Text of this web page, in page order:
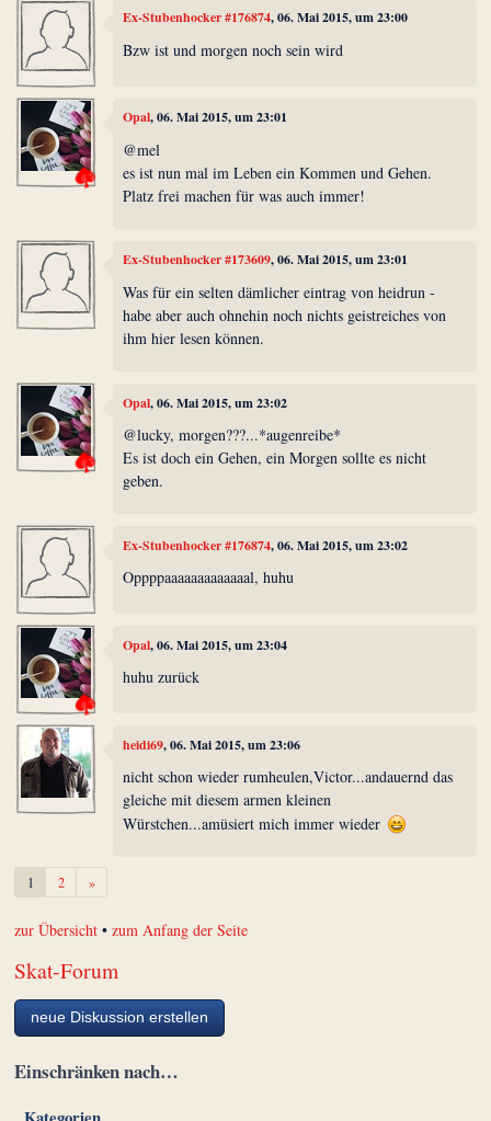
Ex-Stubenhocker #176874, 06. Mai 2015, um 23:00
Bzw ist und morgen noch sein wird
Opal, 06. Mai 2015, um 23:01
@mel
es ist nun mal im Leben ein Kommen und Gehen.
Platz frei machen für was auch immer!
Ex-Stubenhocker #173609, 06. Mai 2015, um 23:01
Was für ein selten dämlicher eintrag von heidrun -
habe aber auch ohnehin noch nichts geistreiches von
ihm hier lesen können.
Opal, 06. Mai 2015, um 23:02
@lucky, morgen???...*augenreibe*
Es ist doch ein Gehen, ein Morgen sollte es nicht
geben.
Ex-Stubenhocker #176874, 06. Mai 2015, um 23:02
Oppppaaaaaaaaaaaaal, huhu
Opal, 06. Mai 2015, um 23:04
huhu zurück
heidi69, 06. Mai 2015, um 23:06
nicht schon wieder rumheulen,Victor...andauernd das
gleiche mit diesem armen kleinen
Würstchen...amüsiert mich immer wieder
1 2 »Weiter
zur Übersicht •zum Anfang der Seite
Skat-Forum
neue Diskussion erstellen
Einschränken nach…